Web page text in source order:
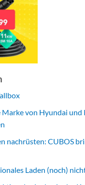
von Hyundai und
nachrüsten: CUBOS
Laden (noch)